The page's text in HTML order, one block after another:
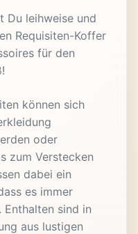
Du leihweise und
Requisiten-Koffer
für den
können sich
oder
zum Verstecken
dabei ein
es immer
sind in
aus lustigen